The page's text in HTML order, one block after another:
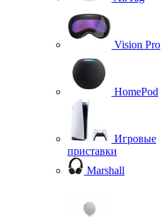
Vision Pro
HomePod
Игровые
приставки
Marshall